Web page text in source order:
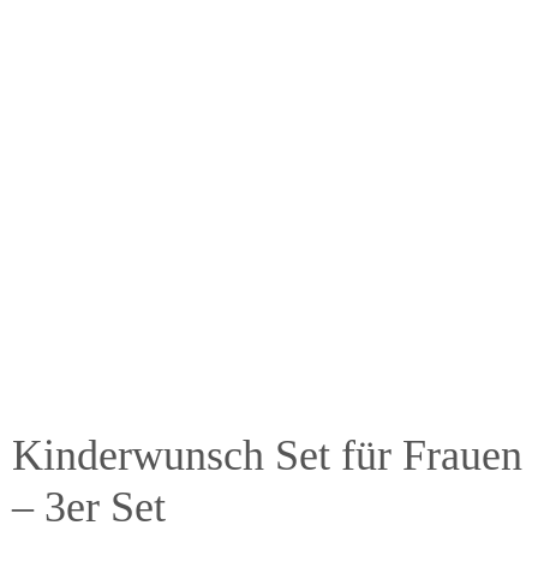
Kinderwunsch Set für Frauen
– 3er Set